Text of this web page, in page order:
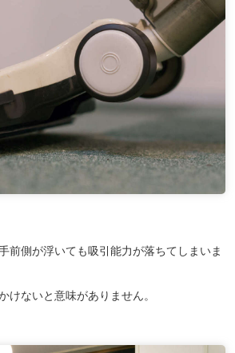
前側が浮いても吸引能力が落ちてしまいま
けないと意味がありません。